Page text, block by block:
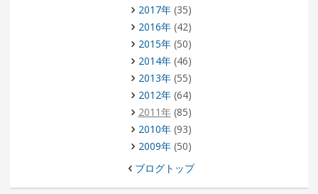
2017年(35)
2016年(42)
2015年(50)
2014年(46)
2013年(55)
2012年(64)
2011年(85)
2010年(93)
2009年(50)
ブログトップ